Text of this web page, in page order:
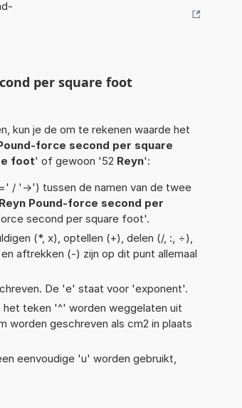
per square foot
kun je de om te rekenen waarde het
force second per square
foot' of gewoon '52 Reyn':
/ '->') tussen de namen van de twee
Reyn Pound-force second per
second per square foot'.
(*, x), optellen (+), delen (/, :, ÷),
aftrekken (-) zijn op dit punt allemaal
De 'e' staat voor 'exponent'.
teken '^' worden weggelaten uit
worden geschreven als cm2 in plaats
eenvoudige 'u' worden gebruikt,